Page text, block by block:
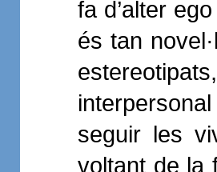
fa d’alter
és tan
seguir les
voltant de la